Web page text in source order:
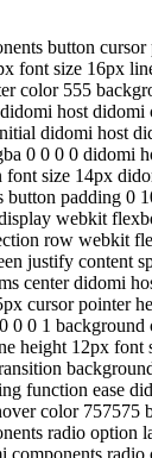
button
font size 16px
color 555
host didomi
didomi host
0 0 0 0 didomi
size 14px
button padding 0
webkit
row webkit
justify content
center didomi
cursor pointer
0 0 1
height 12px font
function ease
color 757575
radio option
radio